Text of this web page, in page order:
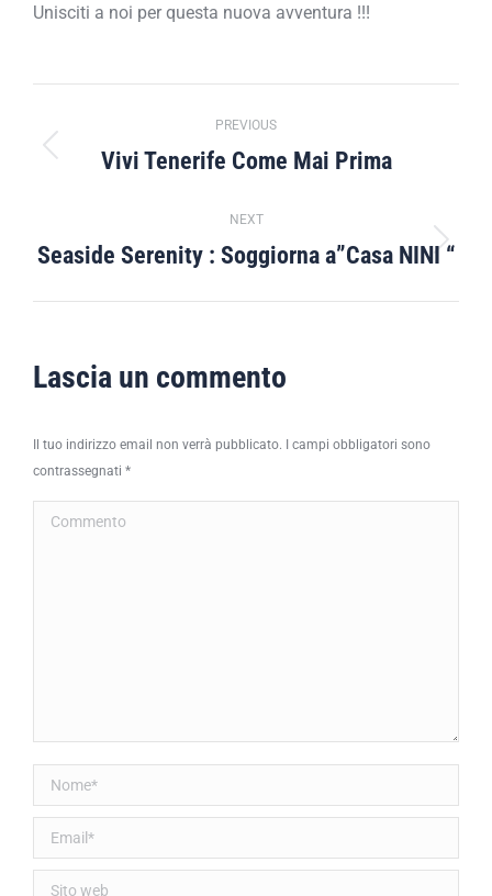
Unisciti a noi per questa nuova avventura !!!
navigation
PREVIOUS
Previous
Vivi Tenerife Come Mai Prima
NEXT
Next
Seaside Serenity : Soggiorna a”Casa NINI “
Lascia un commento
Il tuo indirizzo email non verrà pubblicato. I campi obbligatori sono
contrassegnati *
Commento
Nome *
Email *
Sito web